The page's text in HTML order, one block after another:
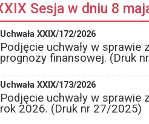
Sesja w dniu 8
Uchwała XXIX/172/2026
Podjęcie uchwały w sprawie
prognozy finansowej. (Druk
Uchwała XXIX/173/2026
Podjęcie uchwały w sprawie
rok 2026. (Druk nr 27/2025)